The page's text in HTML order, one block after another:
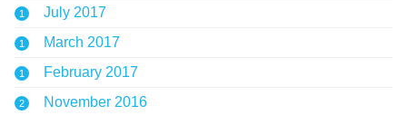
1 July 2017
1 March 2017
1 February 2017
2 November 2016